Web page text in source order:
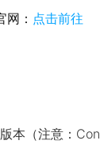
： 点击前往
本（注意：